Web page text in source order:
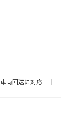
両回送に対応